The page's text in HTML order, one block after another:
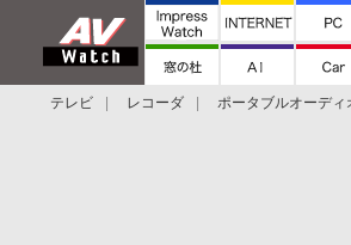
テレビ レコーダ ポータブルオーディ